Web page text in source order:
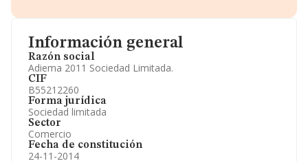
Información general
Razón social
Adiema 2011 Sociedad Limitada.
CIF
B55212260
Forma jurídica
Sociedad limitada
Sector
Comercio
Fecha de constitución
24-11-2014
Información oficial y registral complementaria.